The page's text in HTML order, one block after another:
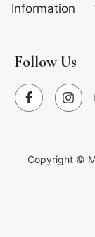
Information
Follow Us
Copyright ©